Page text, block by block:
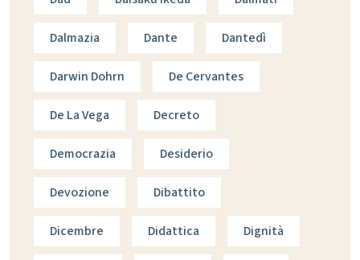
Dalmazia Dante Dantedì
Darwin Dohrn De Cervantes
De La Vega Decreto
Democrazia Desiderio
Devozione Dibattito
Dicembre Didattica Dignità